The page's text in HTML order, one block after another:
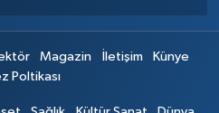
Magazin İletişim
Künye
Poltikası